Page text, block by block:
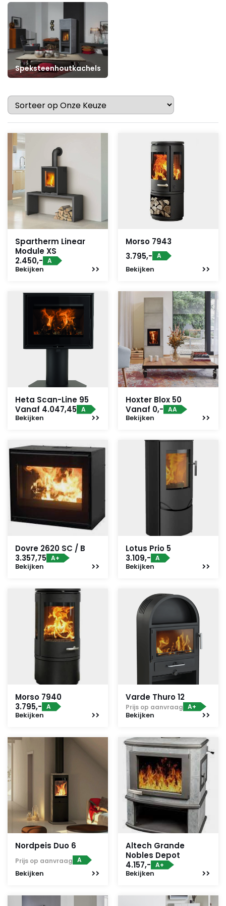
Speksteenhoutkachels
Spartherm Linear
Module XS
2.450,- A
Bekijken
Morso 7943
3.795,- A
Bekijken
Heta Scan-Line 95
Vanaf 4.047,45 A
Bekijken
Hoxter Blox 50
Vanaf 0,- AA
Bekijken
Dovre 2620 SC / B
3.357,75 A+
Bekijken
Lotus Prio 5
3.109,- A
Bekijken
Morso 7940
3.795,- A
Bekijken
Varde Thuro 12
Prijs op aanvraag A+
Bekijken
Nordpeis Duo 6
Prijs op aanvraag A
Bekijken
Altech Grande
Nobles Depot
4.157,- A+
Bekijken